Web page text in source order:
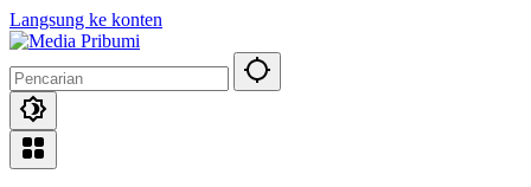
Langsung ke konten